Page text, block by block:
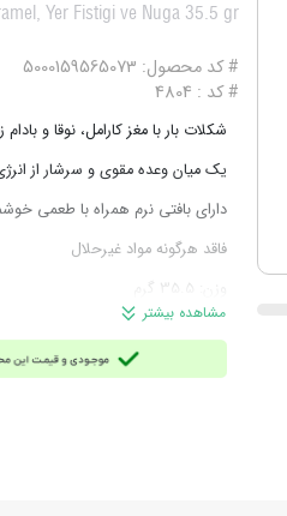
Yer Fistigi ve Nuga 35.5 gr
# کد محصول: 5000159565073
# کد : 4804
شکلات بار با مغز کارامل، نوقا و بادام
یک میان وعده مقوی و سرشار از
دارای بافتی نرم همراه با طعمی
فاقد هرگونه مواد غیرحلال
محصول انگلستان
مشاهده بیشتر